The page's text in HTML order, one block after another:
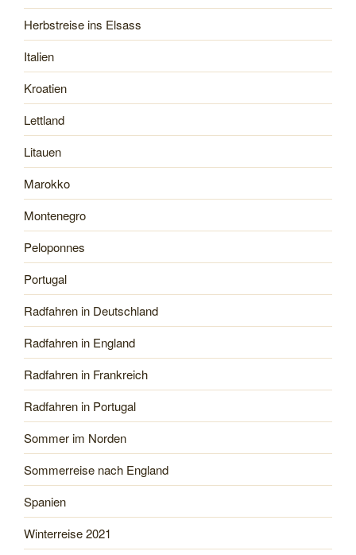
Herbstreise ins Elsass
Italien
Kroatien
Lettland
Litauen
Marokko
Montenegro
Peloponnes
Portugal
Radfahren in Deutschland
Radfahren in England
Radfahren in Frankreich
Radfahren in Portugal
Sommer im Norden
Sommerreise nach England
Spanien
Winterreise 2021